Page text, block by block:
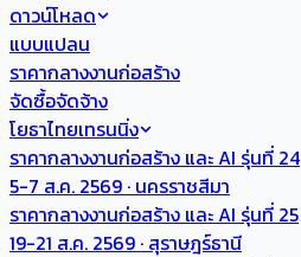
ดาวน์โหลด
แบบแปลน
ราคากลางงานก่อสร้าง
จัดซื้อจัดจ้าง
โยธาไทยเทรนนิ่ง
ราคากลางงานก่อสร้าง และ AI รุ่นที่ 24
5-7 ส.ค. 2569 · นครราชสีมา
ราคากลางงานก่อสร้าง และ AI รุ่นที่ 25
19-21 ส.ค. 2569 · สุราษฎร์ธานี